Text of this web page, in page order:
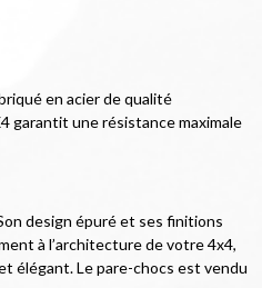
en acier de qualité
garantit une résistance maximale
design épuré et ses finitions
à l’architecture de votre 4x4,
élégant. Le pare-chocs est vendu